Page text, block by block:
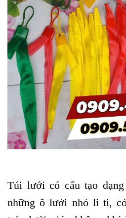
Túi lưới có cấu tạo
những ô lưới nhỏ li ti,